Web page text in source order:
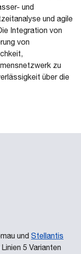
und
und agile
Integration von
von
zu
über die
und Stellantis
5 Varianten